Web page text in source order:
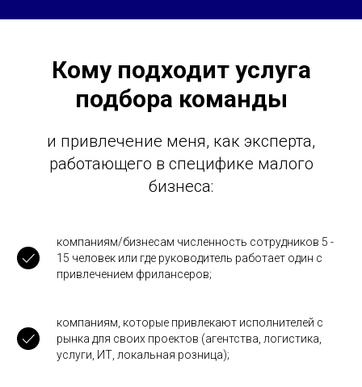
Кому подходит услуга
подбора команды
и привлечение меня, как эксперта,
работающего в специфике малого
бизнеса:
компаниям/бизнесам численность сотрудников 5 -
15 человек или где руководитель работает один с
привлечением фрилансеров;
компаниям, которые привлекают исполнителей с
рынка для своих проектов (агентства, логистика,
услуги, ИТ, локальная розница);